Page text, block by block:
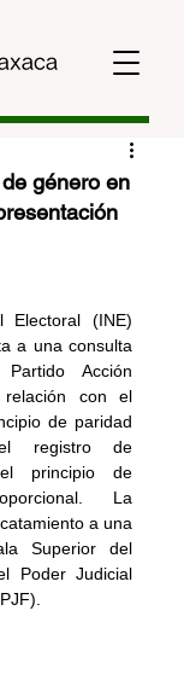
género en
Electoral (INE)
a una consulta
Acción
relación con el
de paridad
registro de
principio de
La
a una
Superior del
Poder Judicial